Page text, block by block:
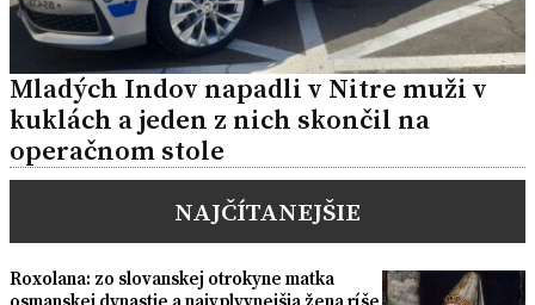
Mladých Indov napadli v Nitre muži v
kuklách a jeden z nich skončil na
operačnom stole
NAJČÍTANEJŠIE
Roxolana: zo slovanskej otrokyne matka